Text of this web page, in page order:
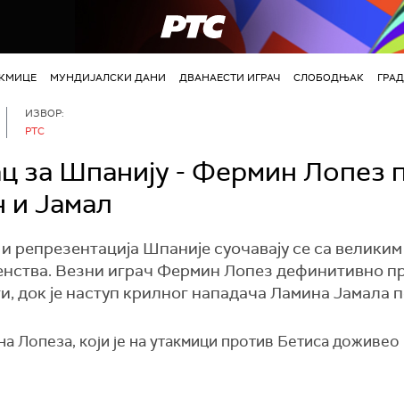
РТС
МУНДИЈАЛСКИ ДАНИ ДВАНАЕСТИ ИГРАЧ СЛОБОДЊАК
ИЗВОР:
РТС
за Шпанију - Фермин Лопез
и Јамал
репрезентација Шпаније суочавају се са
Везни играч Фермин Лопез дефинитивно
док је наступ крилног нападача Ламина Јамала
Лопеза, који је на утакмици против Бетиса